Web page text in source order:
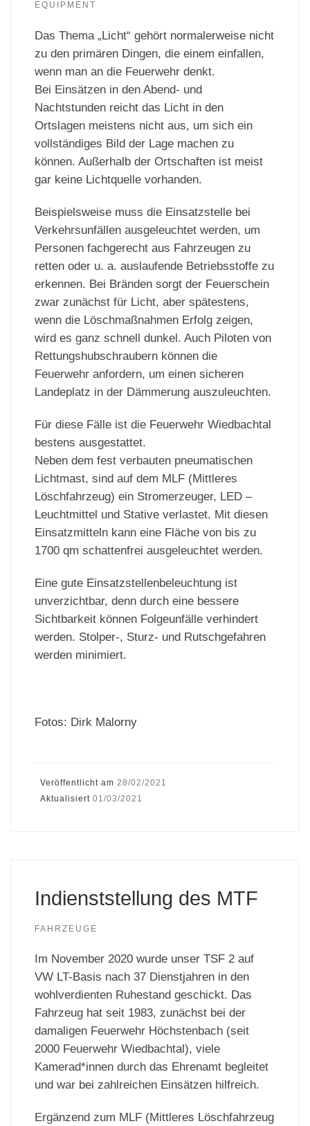
EQUIPMENT
Das Thema „Licht“ gehört normalerweise nicht
zu den primären Dingen, die einem einfallen,
wenn man an die Feuerwehr denkt.
Bei Einsätzen in den Abend- und
Nachtstunden reicht das Licht in den
Ortslagen meistens nicht aus, um sich ein
vollständiges Bild der Lage machen zu
können. Außerhalb der Ortschaften ist meist
gar keine Lichtquelle vorhanden.
Beispielsweise muss die Einsatzstelle bei
Verkehrsunfällen ausgeleuchtet werden, um
Personen fachgerecht aus Fahrzeugen zu
retten oder u. a. auslaufende Betriebsstoffe zu
erkennen. Bei Bränden sorgt der Feuerschein
zwar zunächst für Licht, aber spätestens,
wenn die Löschmaßnahmen Erfolg zeigen,
wird es ganz schnell dunkel. Auch Piloten von
Rettungshubschraubern können die
Feuerwehr anfordern, um einen sicheren
Landeplatz in der Dämmerung auszuleuchten.
Für diese Fälle ist die Feuerwehr Wiedbachtal
bestens ausgestattet.
Neben dem fest verbauten pneumatischen
Lichtmast, sind auf dem MLF (Mittleres
Löschfahrzeug) ein Stromerzeuger, LED –
Leuchtmittel und Stative verlastet. Mit diesen
Einsatzmitteln kann eine Fläche von bis zu
1700 qm schattenfrei ausgeleuchtet werden.
Eine gute Einsatzstellenbeleuchtung ist
unverzichtbar, denn durch eine bessere
Sichtbarkeit können Folgeunfälle verhindert
werden. Stolper-, Sturz- und Rutschgefahren
werden minimiert.
Fotos: Dirk Malorny
Veröffentlicht am 28/02/2021
Aktualisiert01/03/2021
Indienststellung des MTF
FAHRZEUGE
Im November 2020 wurde unser TSF 2 auf
VW LT-Basis nach 37 Dienstjahren in den
wohlverdienten Ruhestand geschickt. Das
Fahrzeug hat seit 1983, zunächst bei der
damaligen Feuerwehr Höchstenbach (seit
2000 Feuerwehr Wiedbachtal), viele
Kamerad*innen durch das Ehrenamt begleitet
und war bei zahlreichen Einsätzen hilfreich.
Ergänzend zum MLF (Mittleres Löschfahrzeug